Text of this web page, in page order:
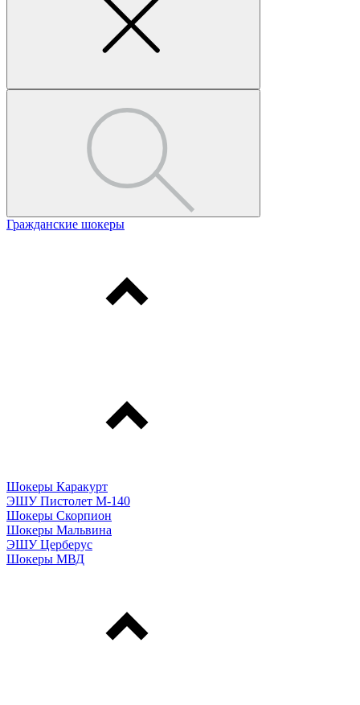
Гражданские шокеры
Шокеры Каракурт
ЭШУ Пистолет М-140
Шокеры Скорпион
Шокеры Мальвина
ЭШУ Церберус
Шокеры МВД